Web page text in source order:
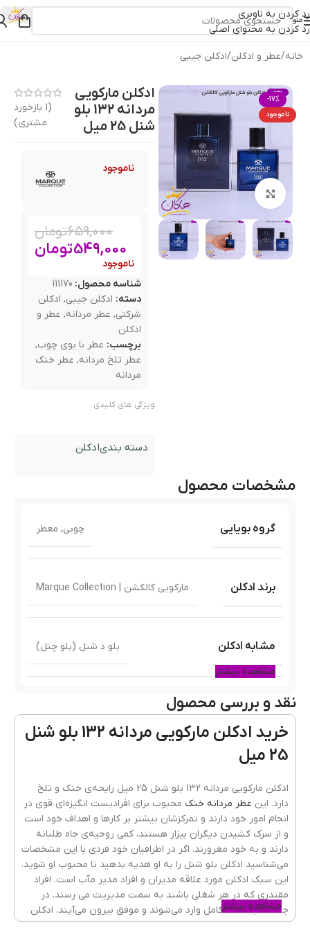
رد کردن به ناوبری
رد کردن به محتوای اصلی
منو
خانه/عطر و ادکلن/ادکلن جیبی
-17%
ناموجود
بزرگنمایی تصویر
ادکلن مارکویی
مردانه 132 بلو
شنل 25 میل
(
1 بازخورد
مشتری)
ناموجود
659,000تومان
549,000تومان
ناموجود
شناسه محصول: 111170
دسته: ادکلن جیبی, ادکلن
شرکتی, عطر مردانه, عطر و
ادکلن
برچسب: عطر با بوی چوب,
عطر تلخ مردانه, عطر خنک
مردانه
ویژگی های کلیدی
دسته بندیادکلن
مشخصات محصول
گروه بویایی چوبی, معطر
برند ادکلن مارکویی کالکشن | Marque Collection
مشابه ادکلن بلو د شنل (بلو چنل)
نوع عطر
پراکندگی
ماندگاری بسیار خوب
طبع رایحه تلخ,خنک
مشاهده بیشتر
نقد و بررسی محصول
خرید ادکلن مارکویی مردانه 132 بلو شنل
25 میل
ادکلن مارکویی مردانه 132 بلو شنل 25 میل رایحه‌ی خنک و تلخ
دارد. این عطر مردانه خنک محبوب برای افرادیست انگیزه‌ای قوی در
انجام امور خود دارند و تمرکزشان بیشتر بر کارها و اهداف خود است
و از سرک کشیدن دیگران بیزار هستند. کمی روحیه‌ی جاه طلبانه
دارند و به خود مغرورند. اگر در اطرافیان خود فردی با این مشخصات
می‌شناسید ادکلن بلو شنل را به او هدیه بدهید تا محبوب او شوید.
این سبک ادکلن مورد علاقه مدیران و افراد مدیر مآب است. افراد
مقتدری که در هر شغلی باشند به سمت مدیریت می رسند. در
جلسات با تسلط کامل وارد می‌شوند و موفق بیرون می‌آیند. ادکلن
بلو چنل کد 132 به خوبی بوی تعریق را پوشش می‌دهد و برای
مشاهده بیشتر